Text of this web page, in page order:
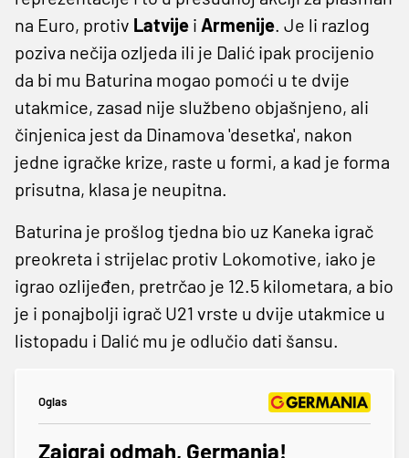
na Euro, protiv Latvije i Armenije. Je li razlog
poziva nečija ozljeda ili je Dalić ipak procijenio
da bi mu Baturina mogao pomoći u te dvije
utakmice, zasad nije službeno objašnjeno, ali
činjenica jest da Dinamova 'desetka', nakon
jedne igračke krize, raste u formi, a kad je forma
prisutna, klasa je neupitna.
Baturina je prošlog tjedna bio uz Kaneka igrač
preokreta i strijelac protiv Lokomotive, iako je
igrao ozlijeđen, pretrčao je 12.5 kilometara, a bio
je i ponajbolji igrač U21 vrste u dvije utakmice u
listopadu i Dalić mu je odlučio dati šansu.
Oglas
Zaigraj odmah, Germania!